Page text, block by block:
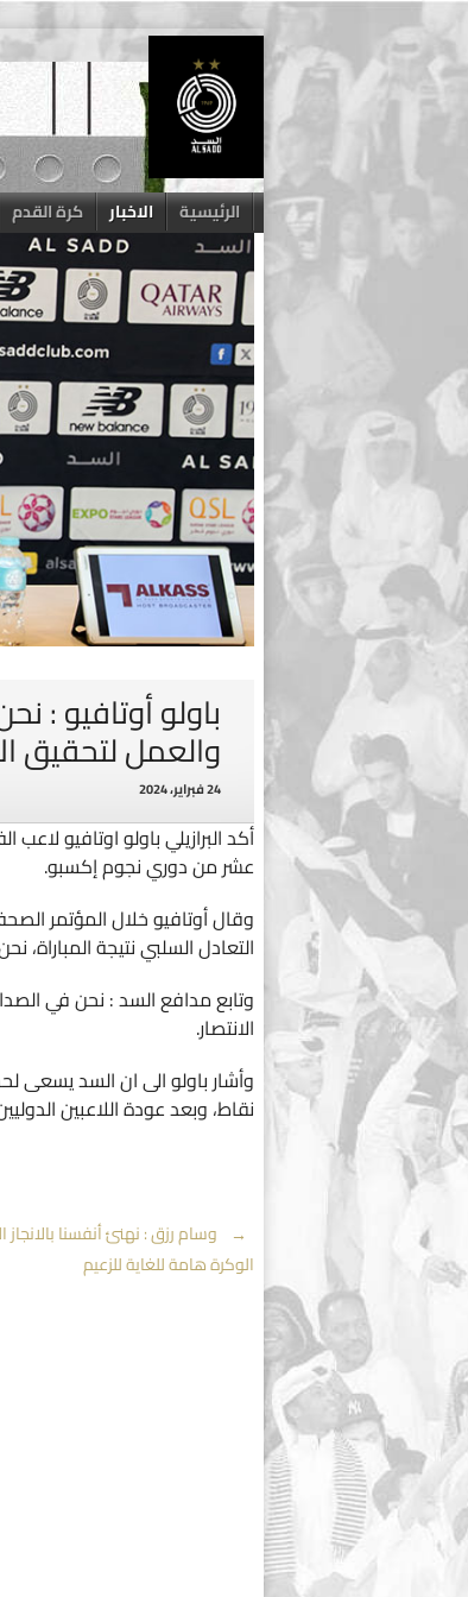
Skip
content
الرئيسية الاخبار كرة القدم
باولو أوتافيو :
والعمل لتحقيق
24 فبراير، 2024
أكد البرازيلي باولو اوتافيو
عشر من دوري نجوم إكسبو.
وقال أوتافيو خلال المؤتمر
التعادل السلبي نتيجة
وتابع مدافع السد : نحن في
الانتصار.
وأشار باولو الى ان السد يسعى
نقاط، وبعد عودة اللاعبين
Post
← وسام رزق : نهنئ أنفسنا
الوكرة هامة للغاية للزعيم